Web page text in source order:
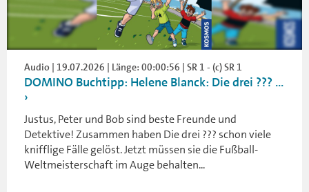
Audio | 19.07.2026 | Länge: 00:00:56 | SR 1 - (c) SR 1
DOMINO Buchtipp: Helene Blanck: Die drei ??? ...
Justus, Peter und Bob sind beste Freunde und
Detektive! Zusammen haben Die drei ??? schon viele
knifflige Fälle gelöst. Jetzt müssen sie die Fußball-
Weltmeisterschaft im Auge behalten...